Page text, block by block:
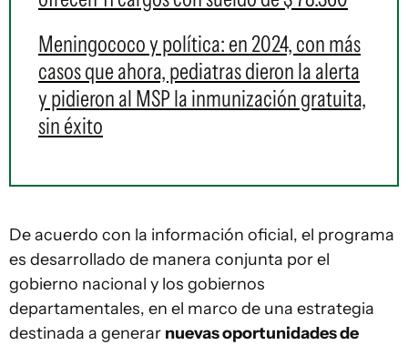
Meningococo y política: en 2024, con más
casos que ahora, pediatras dieron la alerta
y pidieron al MSP la inmunización gratuita,
sin éxito
De acuerdo con la información oficial, el programa
es desarrollado de manera conjunta por el
gobierno nacional y los gobiernos
departamentales, en el marco de una estrategia
destinada a generar nuevas oportunidades de